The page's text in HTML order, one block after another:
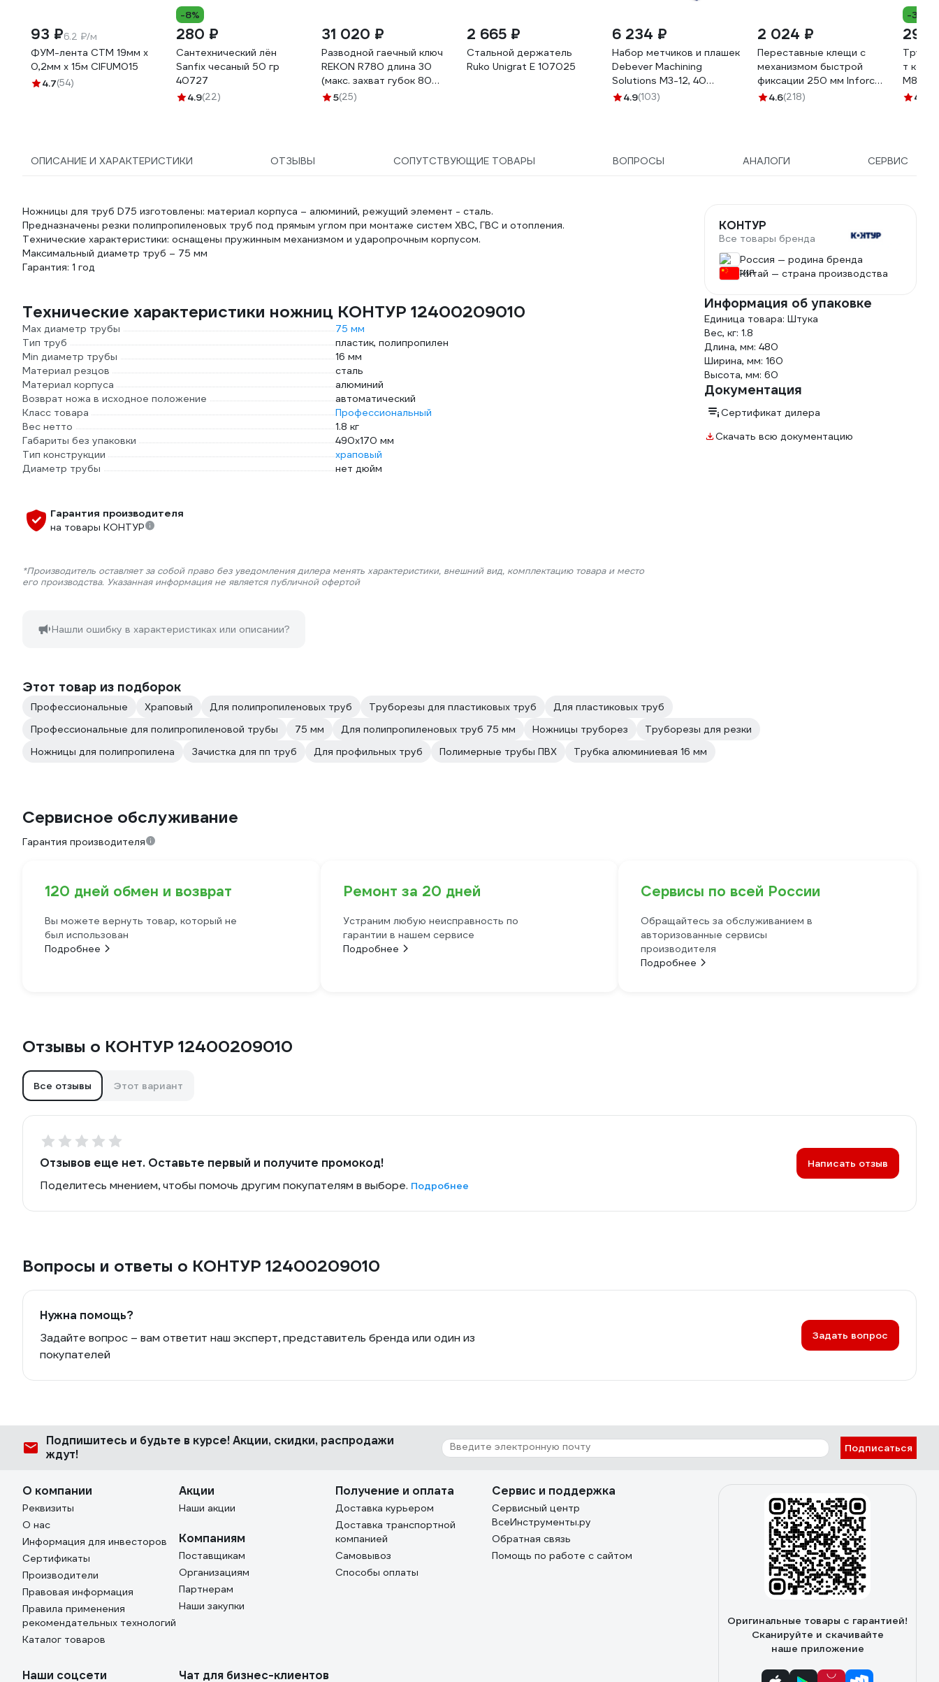
93 ₽6.2 ₽/м
ФУМ-лента СТМ 19мм х
0,2мм х 15м CIFUM015
4.7(54)
-8%
280 ₽
Сантехнический лён
Sanfix чесаный 50 гр
40727
4.9(22)
31 020 ₽
Разводной гаечный ключ
REKON R780 длина 30
(макс. захват губок 80
мм) 054030
5(25)
2 665 ₽
Стальной держатель
Ruko Unigrat E 107025
6 234 ₽
Набор метчиков и плашек
Debever Machining
Solutions М3-12, 40
предметов, метрическая
4.9(103)
2 024 ₽
Переставные клещи с
механизмом быстрой
фиксации 250 мм Inforce
06-18-48
4.6(218)
-38%
29 ₽
т
М8 G/
4.7
ОПИСАНИЕ И ХАРАКТЕРИСТИКИ ОТЗЫВЫ СОПУТСТВУЮЩИЕ ТОВАРЫ ВОПРОСЫ АНАЛОГИ СЕРВИС
Ножницы для труб D75 изготовлены: материал корпуса – алюминий, режущий элемент - сталь.
Предназначены резки полипропиленовых труб под прямым углом при монтаже систем ХВС, ГВС и отопления.
Технические характеристики: оснащены пружинным механизмом и ударопрочным корпусом.
Максимальный диаметр труб – 75 мм
Гарантия: 1 год
Технические характеристики ножниц КОНТУР 12400209010
Max диаметр трубы
75 мм
Тип труб
пластик, полипропилен
Min диаметр трубы
16 мм
Материал резцов
сталь
Материал корпуса
алюминий
Возврат ножа в исходное положение
автоматический
Класс товара
Профессиональный
Вес нетто
1.8 кг
Габариты без упаковки
490х170 мм
Тип конструкции
храповый
Диаметр трубы
нет дюйм
Гарантия производителя
на товары КОНТУР
*Производитель оставляет за собой право без уведомления дилера менять характеристики, внешний вид, комплектацию товара и место
его производства. Указанная информация не является публичной офертой
Нашли ошибку в характеристиках или описании?
КОНТУР
Все товары бренда
Россия — родина бренда
Китай — страна производства
Информация об упаковке
Единица товара: Штука
Вес, кг: 1.8
Длина, мм: 480
Ширина, мм: 160
Высота, мм: 60
Документация
Сертификат дилера
Скачать всю документацию
Этот товар из подборок
Профессиональные Храповый Для полипропиленовых труб Труборезы для пластиковых труб
Для пластиковых труб
Профессиональные для полипропиленовой трубы
75 мм Для полипропиленовых труб 75 мм Ножницы труборез
Труборезы для резки
Ножницы для полипропилена
Зачистка для пп труб Для профильных труб Полимерные трубы ПВХ Трубка алюминиевая 16 мм
Сервисное обслуживание
Гарантия производителя
120 дней обмен и возврат
Вы можете вернуть товар, который не
был использован
Подробнее
Ремонт за 20 дней
Устраним любую неисправность по
гарантии в нашем сервисе
Подробнее
Сервисы по всей России
Обращайтесь за обслуживанием в
авторизованные сервисы
производителя
Подробнее
Отзывы о КОНТУР 12400209010
Все отзывы Этот вариант
Отзывов еще нет. Оставьте первый и получите промокод!
Поделитесь мнением, чтобы помочь другим покупателям в выборе. Подробнее
Написать отзыв
Вопросы и ответы о КОНТУР 12400209010
Нужна помощь?
Задайте вопрос – вам ответит наш эксперт, представитель бренда или один из
покупателей
Задать вопрос
Подпишитесь и будьте в курсе! Акции, скидки, распродажи
ждут!
Подписаться
О компании
Реквизиты
О нас
Информация для инвесторов
Сертификаты
Производители
Правовая информация
Правила применения
рекомендательных технологий
Каталог товаров
Акции
Наши акции
Компаниям
Поставщикам
Организациям
Партнерам
Наши закупки
Получение и оплата
Доставка курьером
Доставка транспортной
компанией
Самовывоз
Способы оплаты
Сервис и поддержка
Сервисный центр
ВсеИнструменты.ру
Обратная связь
Помощь по работе с сайтом
Оригинальные товары с гарантией!
Сканируйте и скачивайте
наше приложение
Наши соцсети Чат для бизнес-клиентов